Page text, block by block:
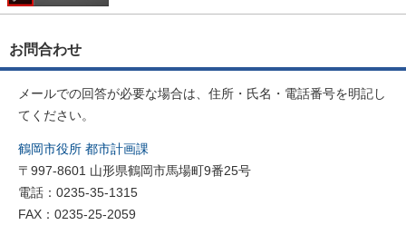
お問合わせ
メールでの回答が必要な場合は、住所・氏名・電話番号を明記し
てください。
鶴岡市役所 都市計画課
〒997-8601 山形県鶴岡市馬場町9番25号
電話：0235-35-1315
FAX：0235-25-2059